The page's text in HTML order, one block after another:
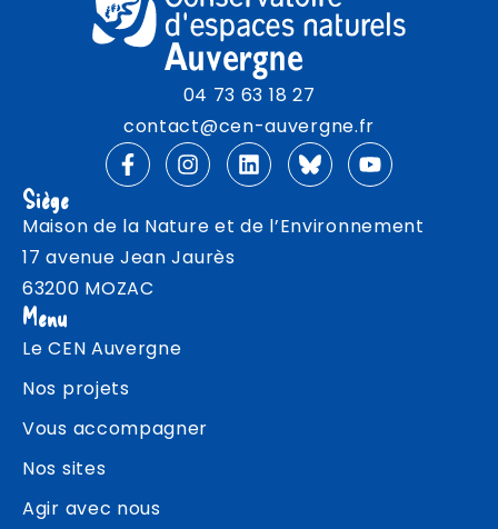
04 73 63 18 27
contact@cen-auvergne.fr
Siège
Maison de la Nature et de l’Environnement
17 avenue Jean Jaurès
63200 MOZAC
Menu
Le CEN Auvergne
Nos projets
Vous accompagner
Nos sites
Agir avec nous